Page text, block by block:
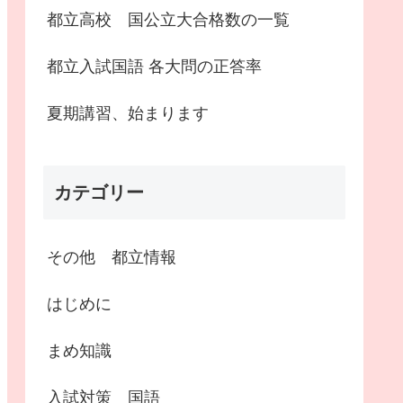
都立高校 国公立大合格数の一覧
都立入試国語 各大問の正答率
夏期講習、始まります
カテゴリー
その他 都立情報
はじめに
まめ知識
入試対策 国語